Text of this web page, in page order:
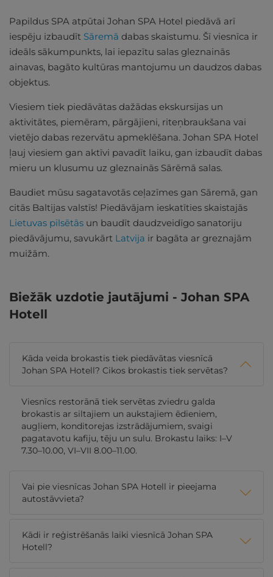
Papildus SPA atpūtai Johan SPA Hotel piedāvā arī
iespēju izbaudīt Sāremā dabas skaistumu. Šī viesnīca ir
ideāls sākumpunkts, lai iepazītu salas gleznainās
ainavas, bagāto kultūras mantojumu un daudzos dabas
objektus.
Viesiem tiek piedāvātas dažādas ekskursijas un
aktivitātes, piemēram, pārgājieni, riteņbraukšana vai
vietējo dabas rezervātu apmeklēšana. Johan SPA Hotel
ļauj viesiem gan aktīvi pavadīt laiku, gan izbaudīt dabas
mieru un klusumu uz gleznainās Sārēmā salas.
Baudiet mūsu sagatavotās ceļazīmes gan Sāremā, gan
citās Baltijas valstīs! Piedāvājam ieskatīties skaistajās
Lietuvas pilsētās un baudīt daudzveidīgo sanatoriju
piedāvājumu, savukārt Latvija ir bagāta ar greznajām
muižām.
Biežāk uzdotie jautājumi - Johan SPA
Hotell
Kāda veida brokastis tiek piedāvātas viesnīcā
Johan SPA Hotell? Cikos brokastis tiek servētas?
Viesnīcs restorānā tiek servētas zviedru galda
brokastis ar siltajiem un aukstajiem ēdieniem,
augļiem, konditorejas izstrādājumiem, svaigi
pagatavotu kafiju, tēju un sulu. Brokastu laiks: I–V
7.30–10.00, VI–VII 8.00–11.00.
Vai pie viesnīcas Johan SPA Hotell ir pieejama
autostāvvieta?
Kādi ir reģistrēšanās laiki viesnīcā Johan SPA
Hotell?